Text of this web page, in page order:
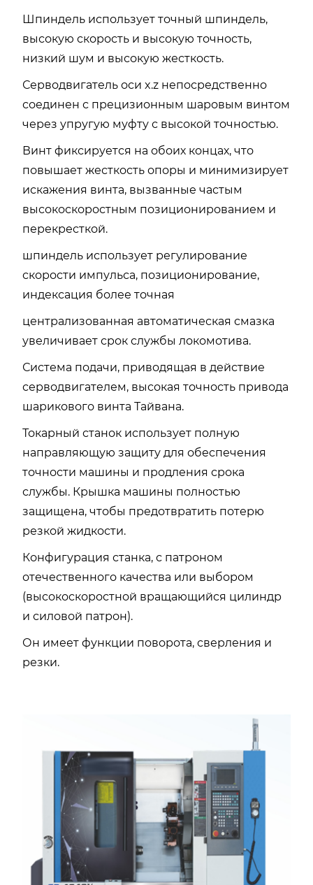
Шпиндель использует точный шпиндель,
высокую скорость и высокую точность,
низкий шум и высокую жесткость.
Серводвигатель оси x.z непосредственно
соединен с прецизионным шаровым винтом
через упругую муфту с высокой точностью.
Винт фиксируется на обоих концах, что
повышает жесткость опоры и минимизирует
искажения винта, вызванные частым
высокоскоростным позиционированием и
перекресткой.
шпиндель использует регулирование
скорости импульса, позиционирование,
индексация более точная
централизованная автоматическая смазка
увеличивает срок службы локомотива.
Система подачи, приводящая в действие
серводвигателем, высокая точность привода
шарикового винта Тайвана.
Токарный станок использует полную
направляющую защиту для обеспечения
точности машины и продления срока
службы. Крышка машины полностью
защищена, чтобы предотвратить потерю
резкой жидкости.
Конфигурация станка, с патроном
отечественного качества или выбором
(высокоскоростной вращающийся цилиндр
и силовой патрон).
Он имеет функции поворота, сверления и
резки.